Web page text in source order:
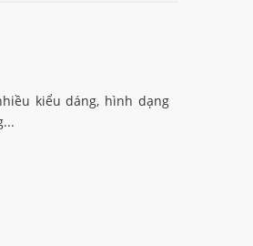
kiểu dáng, hình dạng